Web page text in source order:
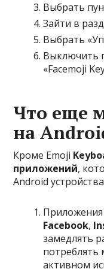
Выбрать
Зайти в
Выбрать
Выключить
«Facemoji
Что еще
на
Кроме Emoji
приложений,
Android
Facebook,
замедлять
потреблять
активном